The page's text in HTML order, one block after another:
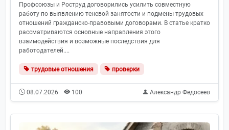
Профсоюзы и Роструд договорились усилить совместную
работу по выявлению теневой занятости и подмены трудовых
отношений гражданско-правовыми договорами. В статье кратко
рассматриваются основные направления этого
взаимодействия и возможные последствия для
работодателей....
трудовые отношения проверки
08.07.2026 100 Александр Федосеев